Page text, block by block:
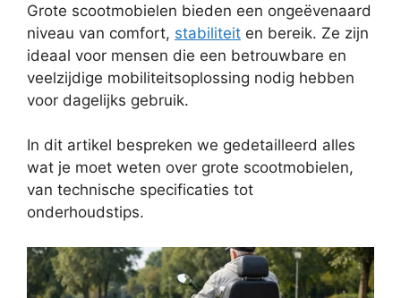
Grote scootmobielen bieden een ongeëvenaard
niveau van comfort, stabiliteit en bereik. Ze zijn
ideaal voor mensen die een betrouwbare en
veelzijdige mobiliteitsoplossing nodig hebben
voor dagelijks gebruik.
In dit artikel bespreken we gedetailleerd alles
wat je moet weten over grote scootmobielen,
van technische specificaties tot
onderhoudstips.